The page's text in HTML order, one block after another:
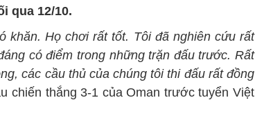
qua 12/10.
khăn. Họ chơi rất tốt. Tôi đã nghiên cứu rất
có điểm trong những trặn đấu trước. Rất
các cầu thủ của chúng tôi thi đấu rất đồng
chiến thắng 3-1 của Oman trước tuyển Việt